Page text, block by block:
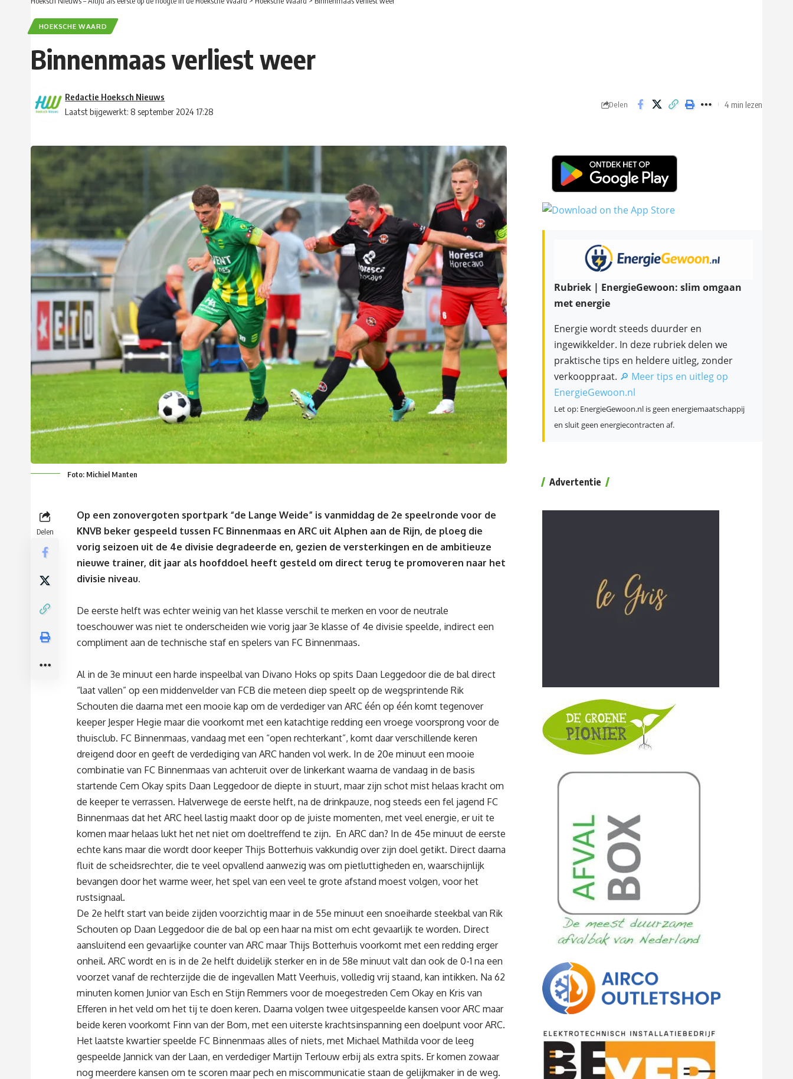
HOEKSCHE WAARD
Binnenmaas verliest weer
Laatst bijgewerkt: 8 september 2024 17:28
Redactie Hoeksch Nieuws
Delen 4 min lezen
Foto: Michiel Manten
Delen
Op een zonovergoten sportpark “de Lange Weide” is vanmiddag de 2e speelronde voor de
KNVB beker gespeeld tussen FC Binnenmaas en ARC uit Alphen aan de Rijn, de ploeg die
vorig seizoen uit de 4e divisie degradeerde en, gezien de versterkingen en de ambitieuze
nieuwe trainer, dit jaar als hoofddoel heeft gesteld om direct terug te promoveren naar het
divisie niveau.
De eerste helft was echter weinig van het klasse verschil te merken en voor de neutrale
toeschouwer was niet te onderscheiden wie vorig jaar 3e klasse of 4e divisie speelde, indirect een
compliment aan de technische staf en spelers van FC Binnenmaas.
Al in de 3e minuut een harde inspeelbal van Divano Hoks op spits Daan Leggedoor die de bal direct
“laat vallen” op een middenvelder van FCB die meteen diep speelt op de wegsprintende Rik
Schouten die daarna met een mooie kap om de verdediger van ARC één op één komt tegenover
keeper Jesper Hegie maar die voorkomt met een katachtige redding een vroege voorsprong voor de
thuisclub. FC Binnenmaas, vandaag met een “open rechterkant”, komt daar verschillende keren
dreigend door en geeft de verdediging van ARC handen vol werk. In de 20e minuut een mooie
combinatie van FC Binnenmaas van achteruit over de linkerkant waarna de vandaag in de basis
startende Cem Okay spits Daan Leggedoor de diepte in stuurt, maar zijn schot mist helaas kracht om
de keeper te verrassen. Halverwege de eerste helft, na de drinkpauze, nog steeds een fel jagend FC
Binnenmaas dat het ARC heel lastig maakt door op de juiste momenten, met veel energie, er uit te
komen maar helaas lukt het net niet om doeltreffend te zijn. En ARC dan? In de 45e minuut de eerste
echte kans maar die wordt door keeper Thijs Botterhuis vakkundig over zijn doel getikt. Direct daarna
fluit de scheidsrechter, die te veel opvallend aanwezig was om pietluttigheden en, waarschijnlijk
bevangen door het warme weer, het spel van een veel te grote afstand moest volgen, voor het
rustsignaal.
De 2e helft start van beide zijden voorzichtig maar in de 55e minuut een snoeiharde steekbal van Rik
Schouten op Daan Leggedoor die de bal op een haar na mist om echt gevaarlijk te worden. Direct
aansluitend een gevaarlijke counter van ARC maar Thijs Botterhuis voorkomt met een redding erger
onheil. ARC wordt en is in de 2e helft duidelijk sterker en in de 58e minuut valt dan ook de 0-1 na een
voorzet vanaf de rechterzijde die de ingevallen Matt Veerhuis, volledig vrij staand, kan intikken. Na 62
minuten komen Junior van Esch en Stijn Remmers voor de moegestreden Cem Okay en Kris van
Efferen in het veld om het tij te doen keren. Daarna volgen twee uitgespeelde kansen voor ARC maar
beide keren voorkomt Finn van der Bom, met een uiterste krachtsinspanning een doelpunt voor ARC.
Het laatste kwartier speelde FC Binnenmaas alles of niets, met Michael Mathilda voor de leeg
gespeelde Jannick van der Laan, en verdediger Martijn Terlouw erbij als extra spits. Er komen zowaar
nog meerdere kansen om te scoren maar pech en miscommunicatie staan de gelijkmaker in de weg.
Rubriek | EnergieGewoon: slim omgaan
met energie
Energie wordt steeds duurder en
ingewikkelder. In deze rubriek delen we
praktische tips en heldere uitleg, zonder
verkooppraat. 🔎 Meer tips en uitleg op
EnergieGewoon.nl
Let op: EnergieGewoon.nl is geen energiemaatschappij
en sluit geen energiecontracten af.
Advertentie